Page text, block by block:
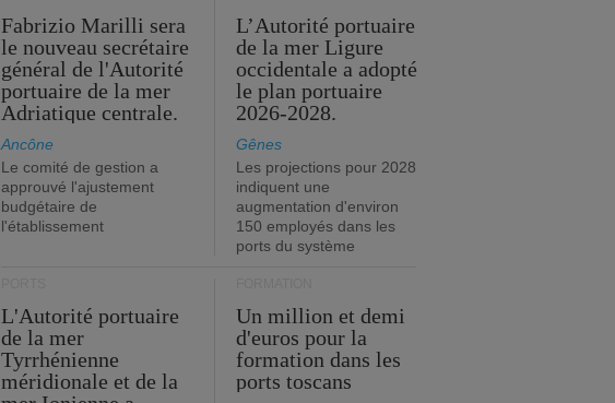
Fabrizio Marilli sera
le nouveau secrétaire
général de l'Autorité
portuaire de la mer
Adriatique centrale.
Ancône
Le comité de gestion a
approuvé l'ajustement
budgétaire de
l'établissement
L’Autorité portuaire
de la mer Ligure
occidentale a adopté
le plan portuaire
2026-2028.
Gênes
Les projections pour 2028
indiquent une
augmentation d'environ
150 employés dans les
ports du système
L'Autorité portuaire
de la mer
Tyrrhénienne
méridionale et de la
Un million et demi
d'euros pour la
formation dans les
ports toscans